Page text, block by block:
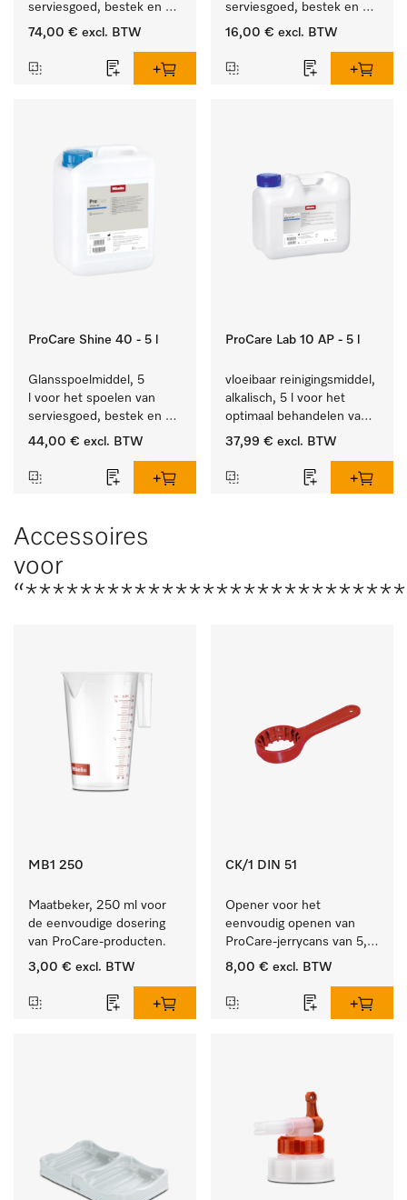
serviesgoed, bestek en
ideaal voor glazen.
74,00 € excl. BTW
serviesgoed, bestek en
ideaal voor glazen.
16,00 € excl. BTW
ProCare Shine 40 - 5 l
Glansspoelmiddel, 5
l voor het spoelen van
serviesgoed, bestek en
ideaal voor glazen.
44,00 € excl. BTW
ProCare Lab 10 AP - 5 l
vloeibaar reinigingsmiddel,
alkalisch, 5 l voor het
optimaal behandelen van
laboratoriumhulpstukken.
37,99 € excl. BTW
Accessoires
voor
MB1 250
Maatbeker, 250 ml voor
de eenvoudige dosering
van ProCare-producten.
3,00 € excl. BTW
CK/1 DIN 51
Opener voor het
eenvoudig openen van
ProCare-jerrycans van 5,
10 en 20 l.
8,00 € excl. BTW